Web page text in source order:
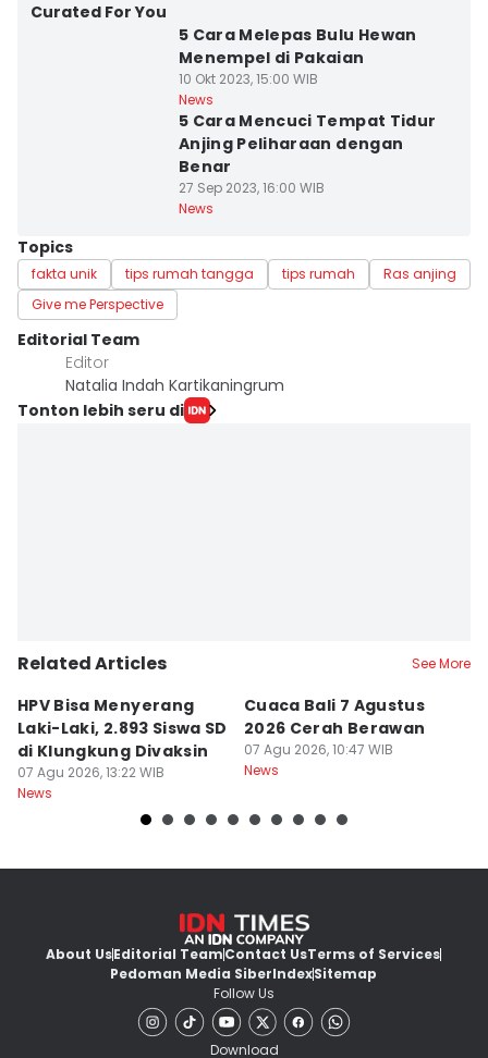
Curated For You
5 Cara Melepas Bulu Hewan
Menempel di Pakaian
10 Okt 2023, 15:00 WIB
News
5 Cara Mencuci Tempat Tidur
Anjing Peliharaan dengan
Benar
27 Sep 2023, 16:00 WIB
News
Topics
fakta unik tips rumah tangga tips rumah
Ras anjing
Give me Perspective
Editorial Team
Editor
Natalia Indah Kartikaningrum
Tonton lebih seru di
Related Articles See More
HPV Bisa Menyerang
Laki-Laki, 2.893 Siswa SD
di Klungkung Divaksin
07 Agu 2026, 13:22 WIB
News
Cuaca Bali 7 Agustus
2026 Cerah Berawan
07 Agu 2026, 10:47 WIB
News
About UsEditorial TeamContact UsTerms of Services
Pedoman Media SiberIndexSitemap
Follow Us
Download